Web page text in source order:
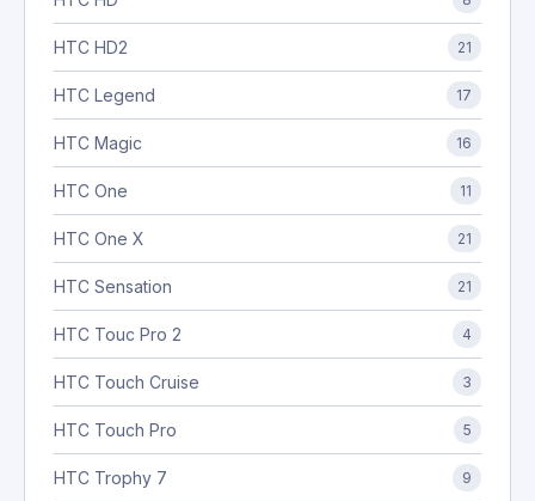
HTC HD2 21
HTC Legend 17
HTC Magic 16
HTC One 11
HTC One X 21
HTC Sensation 21
HTC Touc Pro 2 4
HTC Touch Cruise 3
HTC Touch Pro 5
HTC Trophy 7 9